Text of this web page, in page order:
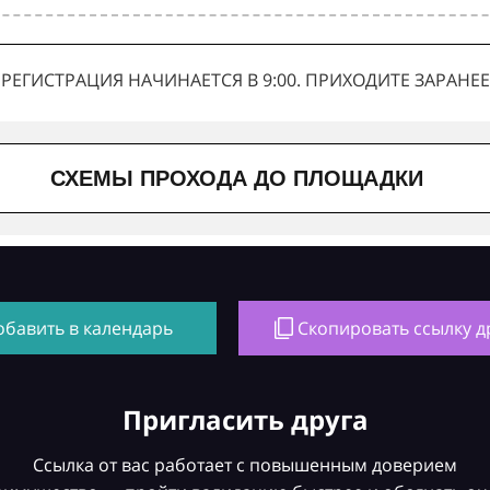
РЕГИСТРАЦИЯ НАЧИНАЕТСЯ В 9:00. ПРИХОДИТЕ ЗАРАНЕЕ
СХЕМЫ ПРОХОДА ДО ПЛОЩАДКИ
в календарь Скопировать ссылку
Пригласить друга
Ссылка от вас работает с повышенным доверием